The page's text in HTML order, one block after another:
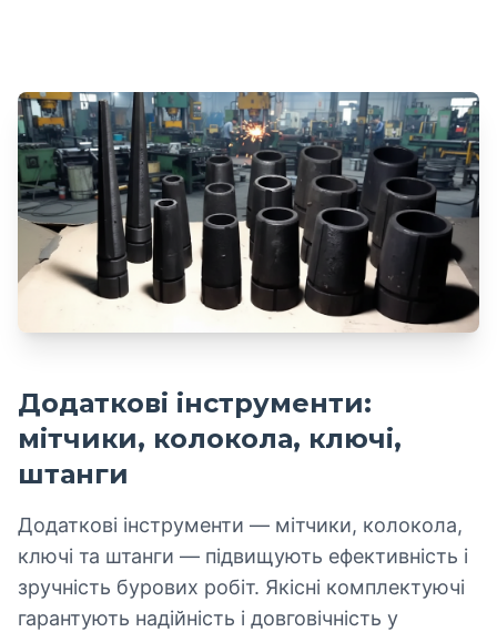
Додаткові інструменти:
мітчики, колокола, ключі,
штанги
Додаткові інструменти — мітчики, колокола,
ключі та штанги — підвищують ефективність і
зручність бурових робіт. Якісні комплектуючі
гарантують надійність і довговічність у